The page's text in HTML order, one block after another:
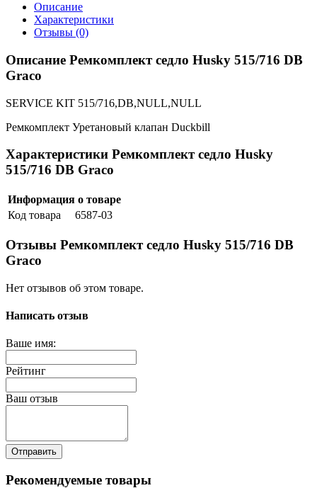
Описание
Характеристики
Отзывы (0)
Описание Ремкомплект седло Husky 515/716 DB
Graco
SERVICE KIT 515/716,DB,NULL,NULL
Ремкомплект Уретановый клапан Duckbill
Характеристики Ремкомплект седло Husky
515/716 DB Graco
Информация о товаре
Код товара
6587-03
Отзывы Ремкомплект седло Husky 515/716 DB
Graco
Нет отзывов об этом товаре.
Написать отзыв
Ваше имя:
Рейтинг
Ваш отзыв
Отправить
Рекомендуемые товары